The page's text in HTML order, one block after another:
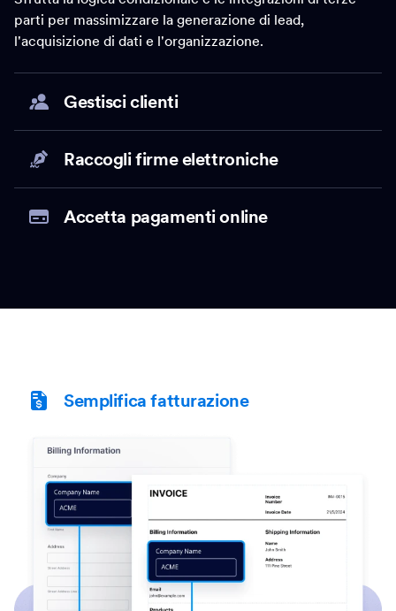
parti per massimizzare la generazione di lead,
l'acquisizione di dati e l'organizzazione.
Gestisci clienti
Raccogli firme elettroniche
Accetta pagamenti online
Semplifica fatturazione